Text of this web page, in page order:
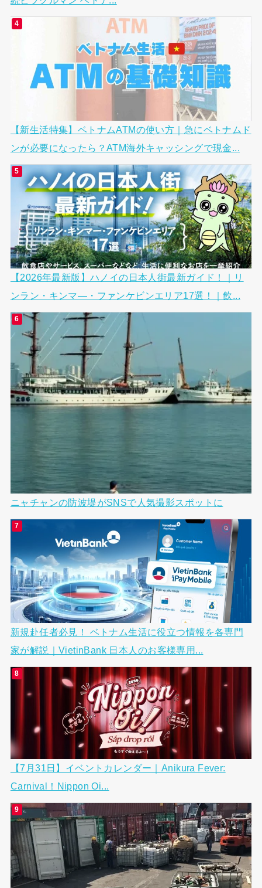
【新生活特集】ベトナムATMの使い方｜急にベトナムド
ンが必要になったら？ATM海外キャッシングで現金...
【2026年最新版】ハノイの日本人街最新ガイド！｜リ
ンラン・キンマ―・ファンケビンエリア17選！｜飲...
ニャチャンの防波堤がSNSで人気撮影スポットに
新規赴任者必見！ ベトナム生活に役立つ情報を各専門
家が解説｜VietinBank 日本人のお客様専用...
【7月31日】イベントカレンダー｜Anikura Fever:
Carnival！Nippon Oi...